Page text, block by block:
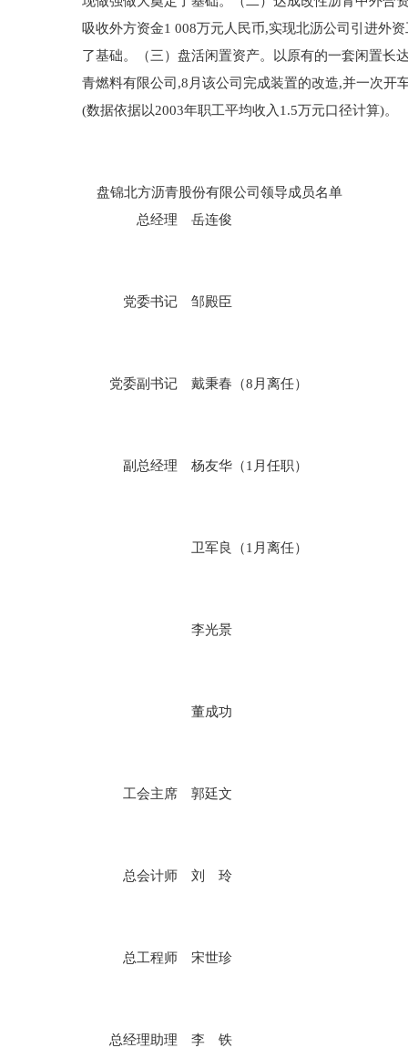
吸收外方资金1 008万元人民币,实现北沥公司引进外
了基础。（三）盘活闲置资产。以原有的一套闲置
青燃料有限公司,8月该公司完成装置的改造,并一次开
(数据依据以2003年职工平均收入1.5万元口径计算)。
盘锦北方沥青股份有限公司领导成员名单
总经理 岳连俊
党委书记 邹殿臣
党委副书记 戴秉春（8月离任）
副总经理 杨友华（1月任职）
卫军良（1月离任）
李光景
董成功
工会主席 郭廷文
总会计师 刘 玲
总工程师 宋世珍
总经理助理 李 铁